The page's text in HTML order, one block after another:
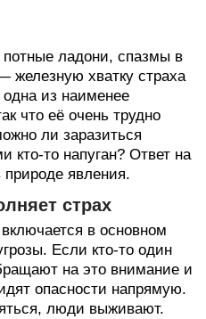
ладони, спазмы в
железную хватку страха
из наименее
что её очень трудно
ли заразиться
кто-то напуган? Ответ на
природе явления.
страх
в основном
Если кто-то один
на это внимание и
опасности напрямую.
люди выживают.